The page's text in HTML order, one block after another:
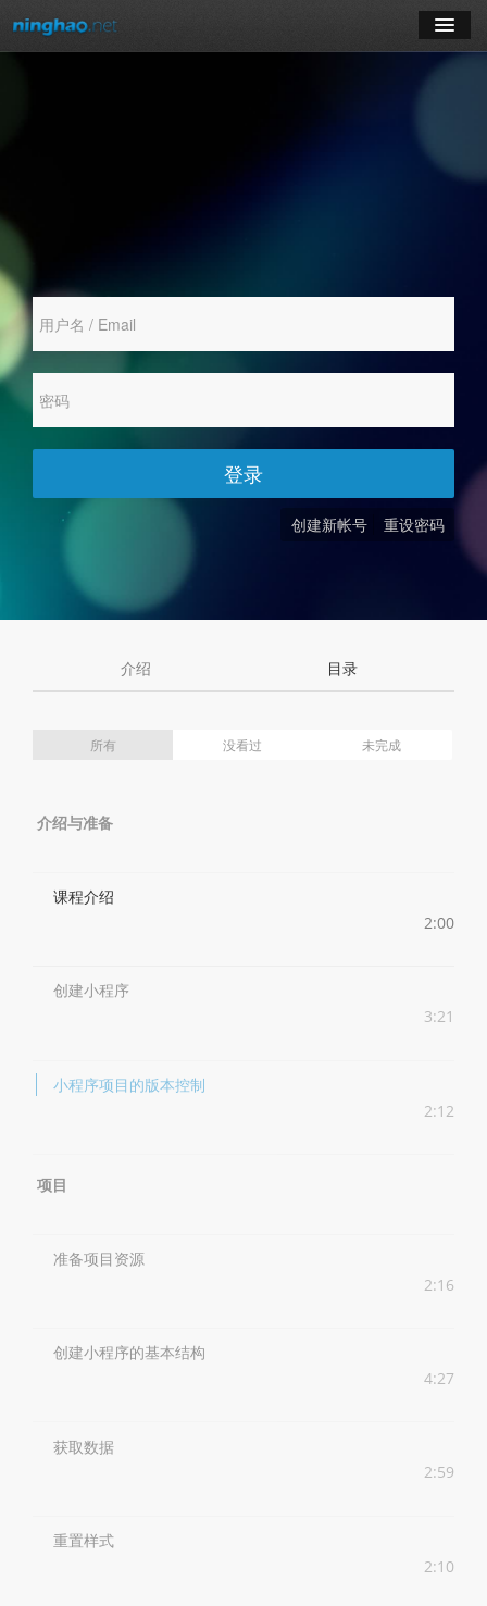
创建新帐号 重设密码
登录
介绍 目录
所有 没看过 未完成
介绍与准备
课程介绍
2:00
创建小程序
3:21
小程序项目的版本控制
2:12
项目
准备项目资源
2:16
创建小程序的基本结构
4:27
获取数据
2:59
重置样式
2:10